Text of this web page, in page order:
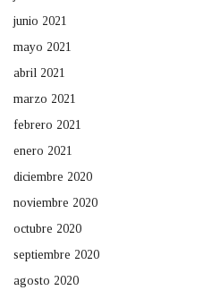
junio 2021
mayo 2021
abril 2021
marzo 2021
febrero 2021
enero 2021
diciembre 2020
noviembre 2020
octubre 2020
septiembre 2020
agosto 2020